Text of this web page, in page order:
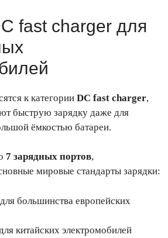
fast charger для
к категории DC fast charger,
быструю зарядку даже для
ёмкостью батареи.
7 зарядных портов,
мировые стандарты зарядки:
большинства европейских
китайских электромобилей